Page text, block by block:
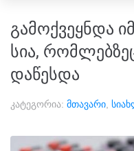
გამოქვეყნდა
სია,
დაწესდა
კატეგორია: მთავარი